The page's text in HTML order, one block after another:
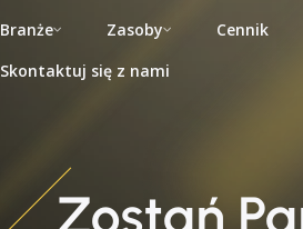
Branże Zasoby
Cennik
Skontaktuj się z nami
Zostań